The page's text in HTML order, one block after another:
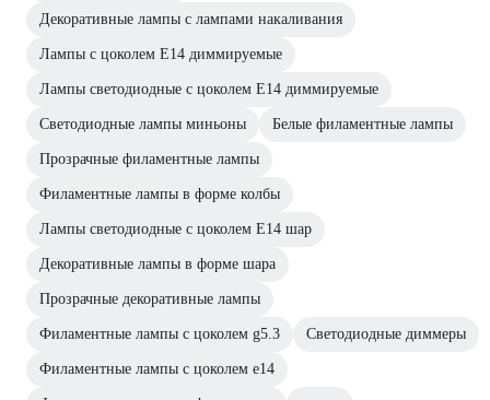
Декоративные лампы с лампами накаливания
Лампы с цоколем Е14 диммируемые
Лампы светодиодные с цоколем Е14 диммируемые
Светодиодные лампы миньоны Белые филаментные лампы
Прозрачные филаментные лампы
Филаментные лампы в форме колбы
Лампы светодиодные с цоколем Е14 шар
Декоративные лампы в форме шара
Прозрачные декоративные лампы
Филаментные лампы с цоколем g5.3 Светодиодные диммеры
Филаментные лампы с цоколем e14